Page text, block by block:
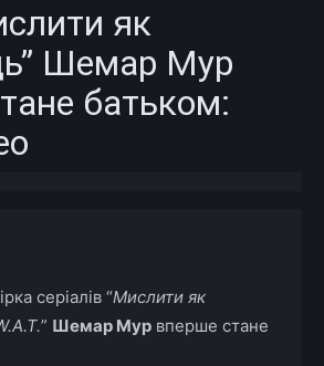
як
Шемар Мур
батьком:
серіалів “Мислити як
” Шемар Мур вперше стане